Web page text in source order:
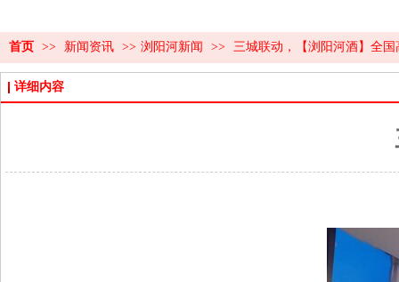
首页 >> 新闻资讯 >> 浏阳河新闻 >> 三城联动，【浏阳河酒】全
详细内容